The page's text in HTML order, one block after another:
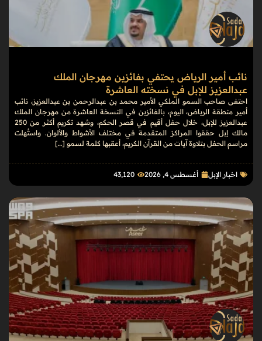
نائب أمير الرياض يحتفي بفائزين مهرجان الملك
عبدالعزيز للإبل في نسخته العاشرة
احتفى صاحب السمو الملكي الأمير محمد بن عبدالرحمن بن عبدالعزيز، نائب
أمير منطقة الرياض، اليوم، بالفائزين في النسخة العاشرة من مهرجان الملك
عبدالعزيز للإبل، خلال حفل أقيم في قصر الحكم، وشهد تكريم أكثر من 250
مالك إبل حققوا المراكز المتقدمة في مختلف الأشواط والألوان. واستُهلت
مراسم الحفل بتلاوة آيات من القرآن الكريم، أعقبها كلمة لسمو […]
اخبار الإبل أغسطس 4, 2026 43٬120